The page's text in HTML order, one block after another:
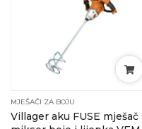
MJEŠAČI ZA BOJU
Villager aku FUSE mješač